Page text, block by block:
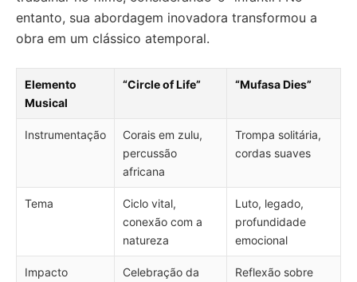
entanto, sua abordagem inovadora transformou a
obra em um clássico atemporal.
Elemento
Musical
“Circle of Life” “Mufasa Dies”
Instrumentação
Corais em zulu,
percussão
africana
Trompa solitária,
cordas suaves
Tema
Ciclo vital,
conexão com a
natureza
Luto, legado,
profundidade
emocional
Impacto
Celebração da
Reflexão sobre